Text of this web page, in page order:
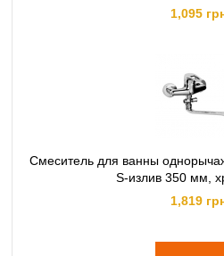
1,095
Смеситель для ванны
S-излив 350 мм,
1,819